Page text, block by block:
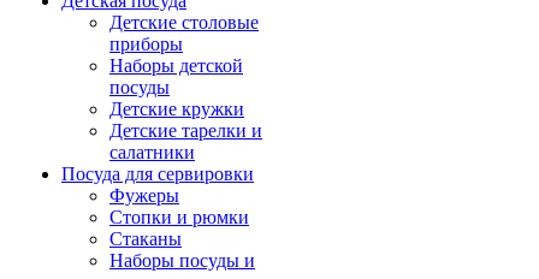
Детские столовые
приборы
Наборы детской
посуды
Детские кружки
Детские тарелки и
салатники
Посуда для сервировки
Фужеры
Стопки и рюмки
Стаканы
Наборы посуды и